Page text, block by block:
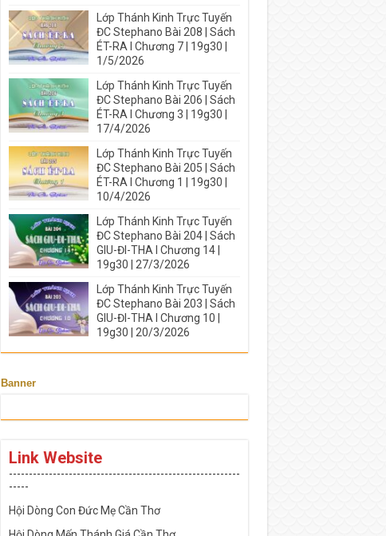
Lớp Thánh Kinh Trực Tuyến
ĐC Stephano Bài 208 | Sách
ÉT-RA I Chương 7 | 19g30 |
1/5/2026
Lớp Thánh Kinh Trực Tuyến
ĐC Stephano Bài 206 | Sách
ÉT-RA I Chương 3 | 19g30 |
17/4/2026
Lớp Thánh Kinh Trực Tuyến
ĐC Stephano Bài 205 | Sách
ÉT-RA I Chương 1 | 19g30 |
10/4/2026
Lớp Thánh Kinh Trực Tuyến
ĐC Stephano Bài 204 | Sách
GIU-ĐI-THA I Chương 14 |
19g30 | 27/3/2026
Lớp Thánh Kinh Trực Tuyến
ĐC Stephano Bài 203 | Sách
GIU-ĐI-THA I Chương 10 |
19g30 | 20/3/2026
Banner
Link Website
----------------------------------------------------------
-----
Hội Dòng Con Đức Mẹ Cần Thơ